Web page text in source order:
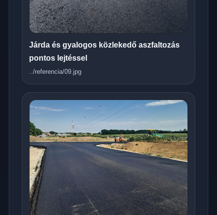
Járda és gyalogos közlekedő aszfaltozás
pontos lejtéssel
../referencia/09.jpg